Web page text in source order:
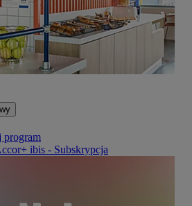
program
ibis - Subskrypcja